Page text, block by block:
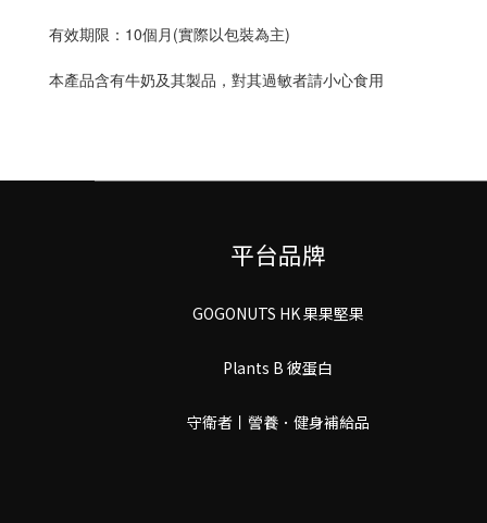
有效期限：10個月(實際以包裝為主)
本產品含有牛奶及其製品，對其過敏者請小心食用
平台品牌
GOGONUTS HK 果果堅果
Plants B 彼蛋白
守衛者丨謍養．健身補給品